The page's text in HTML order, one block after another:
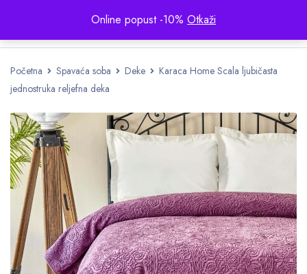
Online popust -10% Otkaži
Početna Spavaća soba Deke
Karaca Home Scala ljubičasta
jednostruka reljefna deka